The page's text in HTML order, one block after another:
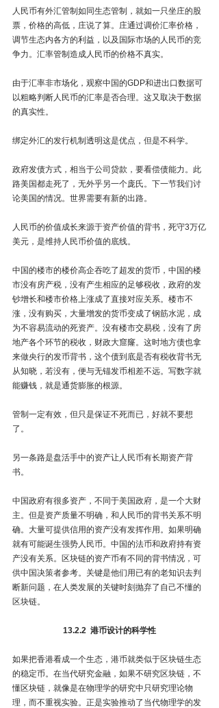
人民币有外汇管制如同生态管制，就如一只坐庄的股
票，价格的高低，庄说了算。庄通过调价汇率价格，
调节生态内各方的利益，以及国际市场的人民币的竞
争力。汇率管制造成人民币的价格不真实。
由于汇率非市场化，观察中国的GDP和进出口数据可
以粗略判断人民币的汇率是否合理。这又取决于数据
的真实性。
绑定外汇的发行机制透明这是优点，但是不科学。
政府发债方式，相当于公司贷款，要看偿债能力。此
路美国都走死了，无外乎另一个庞氏。下一节我们讨
论美国的情况。世界需要有新的出路。
人民币的价值成长来源于资产价值的背书，死守3万亿
美元，是维持人民币价值的底线。
中国的楼市的楼价高企吞吃了超发的货币，中国的楼
市没有房产税，没有产生相应的足够税收，政府的发
钞增长和楼市价格上涨成了直接对应关系。楼市不
涨，没有购买，大量增发的货币变成了钢筋水泥，成
为不容易流动的死资产。没有楼市交易税，没有了房
地产各个环节的税收，财政大窟窿。这时地方债也拿
来做央行的发币背书，这个债到底是否有税收背书无
从知晓，若没有，便与无锚发币相差不远。写数字就
能赚钱，就是通货膨胀的根源。
管制一定有效，但只是保证不死而已，好就不要想
了。
另一条路是盘活手中的资产让人民币有长期资产背
书。
中国政府有很多资产，不同于美国政府，是一个大财
主。但是资产质量不明确，和人民币的背书关系不明
确。大量可提供信用的资产没有发挥作用。如果明确
就有可能诞生强势人民币。中国的法币和政府持有资
产没有关系。区块链的资产币有不同的背书情况，可
供中国决策者参考。关键是他们用已有的老知识去判
断新问题，在人类发展的关键时刻抛弃了自己不懂的
区块链。
13.2.2  港币设计的科学性
如果把香港看成一个生态，港币就类似于区块链生态
的稳定币。在当代研究金融，如果不研究区块链，不
懂区块链，就像是在物理学的研究中只研究理论物
理，而不重视实验。正是实验推动了当代物理学的发